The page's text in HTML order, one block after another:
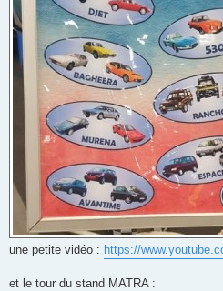
une petite vidéo : https://
et le tour du stand MATRA :